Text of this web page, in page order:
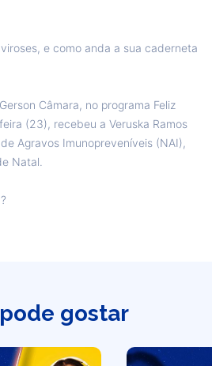
e como anda a sua caderneta
Câmara, no programa Feliz
(23), recebeu a Veruska Ramos
Agravos Imunopreveníveis (NAI),
Natal.
gostar